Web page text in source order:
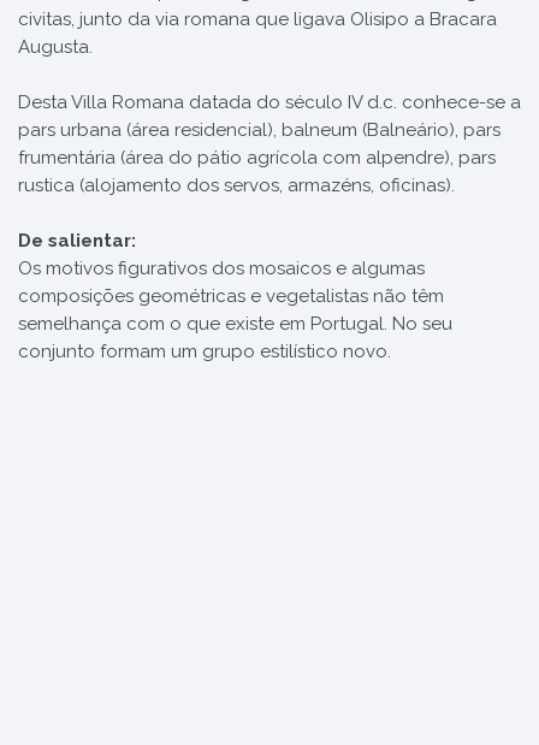
civitas, junto da via romana que ligava Olisipo a Bracara
Augusta.
Desta Villa Romana datada do século IV d.c. conhece-se a
pars urbana (área residencial), balneum (Balneário), pars
frumentária (área do pátio agrícola com alpendre), pars
rustica (alojamento dos servos, armazéns, oficinas).
De salientar:
Os motivos figurativos dos mosaicos e algumas
composições geométricas e vegetalistas não têm
semelhança com o que existe em Portugal. No seu
conjunto formam um grupo estilístico novo.